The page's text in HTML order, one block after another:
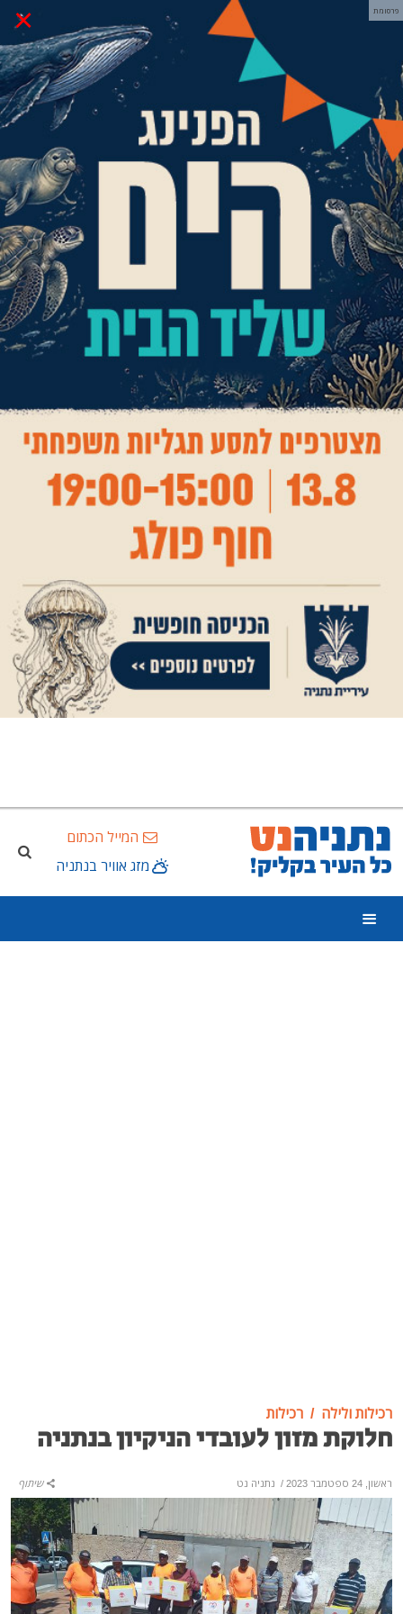
× פרסומת
המייל הכתום
מזג אוויר בנתניה
רכילות ולילה רכילות
חלוקת מזון לעובדי הניקיון בנתניה
ראשון, 24 ספטמבר 2023 / נתניה נט שיתוף